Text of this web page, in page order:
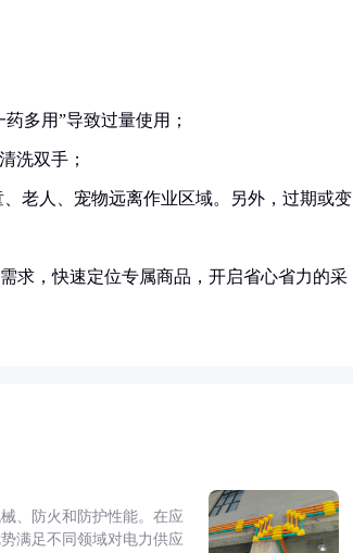
多用”导致过量使用；
洗双手；
老人、宠物远离作业区域。另外，过期或变
求，快速定位专属商品，开启省心省力的采
、防火和防护性能。在应
满足不同领域对电力供应